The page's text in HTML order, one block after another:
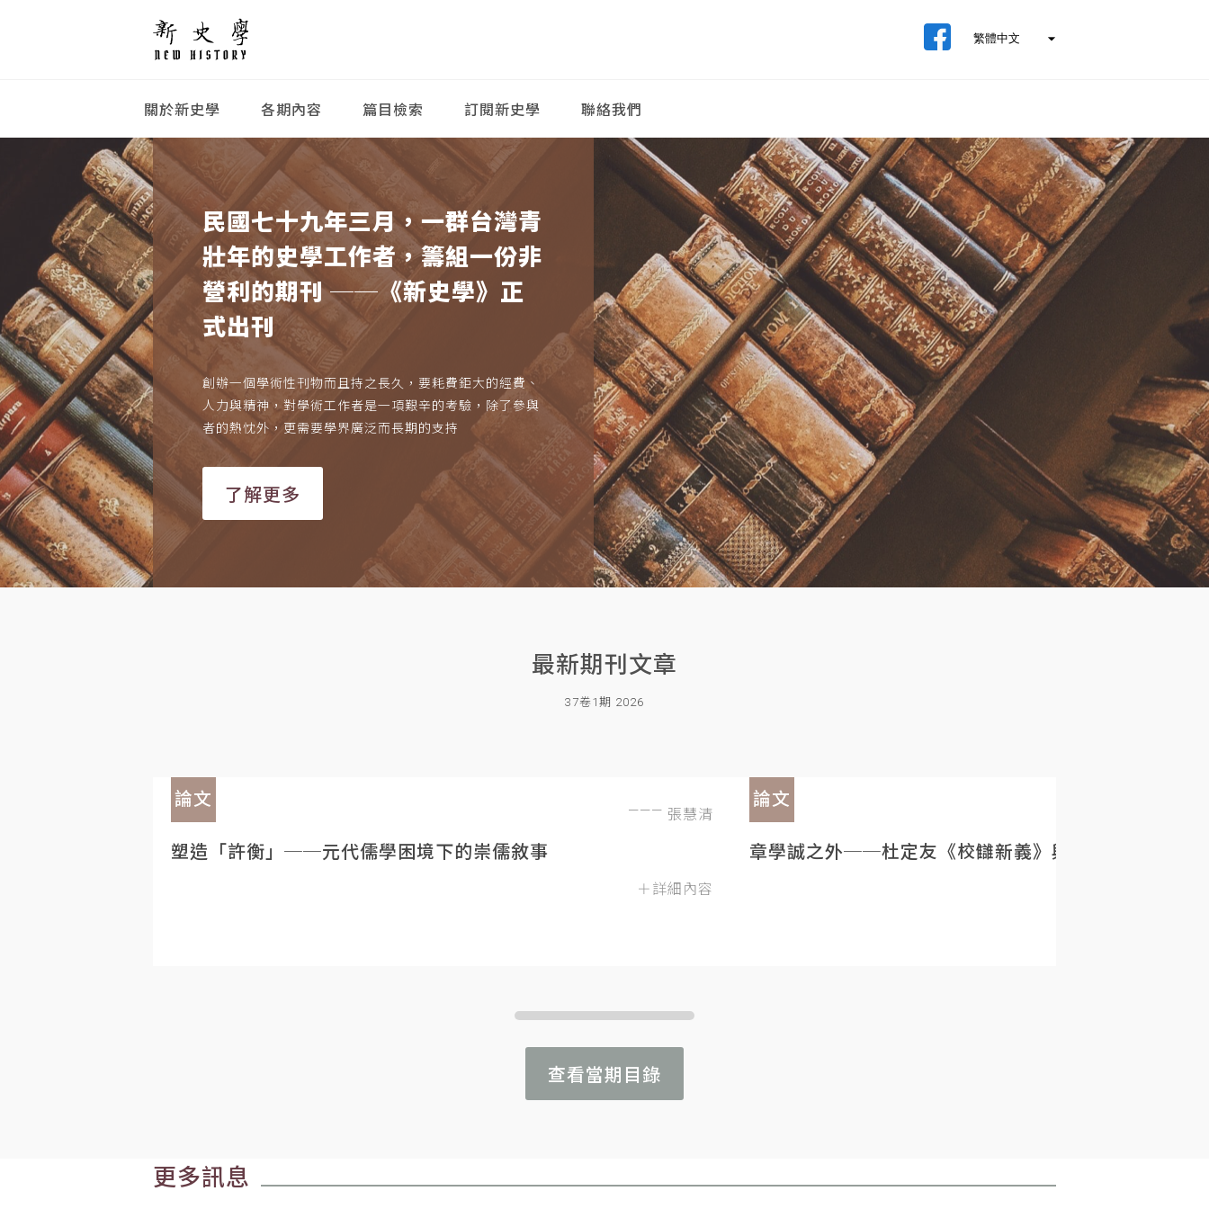
關於新史學 各期內容 篇目檢索 訂閱新史學 聯絡我們
民國七十九年三月，一群台灣青
壯年的史學工作者，籌組一份非
營利的期刊 ──《新史學》正
式出刊
創辦一個學術性刊物而且持之長久，要耗費鉅大的經費、
人力與精神，對學術工作者是一項艱辛的考驗，除了參與
者的熱忱外，更需要學界廣泛而長期的支持
了解更多
最新期刊文章
37卷1期 2026
論文
張慧清
塑造「許衡」──元代儒學困境下的崇儒敘事
＋詳細內容
論文
章學誠之外──杜定友《校讎新義》與民初目錄學的重
查看當期目錄
更多訊息